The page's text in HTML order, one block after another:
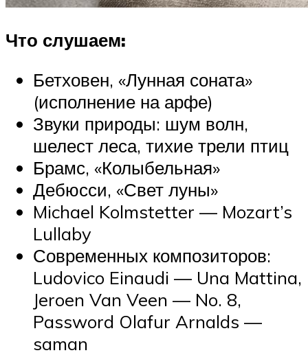
Что слушаем:
Бетховен, «Лунная соната»
(исполнение на арфе)
Звуки природы: шум волн,
шелест леса, тихие трели птиц
Брамс, «Колыбельная»
Дебюсси, «Свет луны»
Michael Kolmstetter — Mozart’s
Lullaby
Современных композиторов:
Ludovico Einaudi — Una Mattina,
Jeroen Van Veen — No. 8,
Password Olafur Arnalds —
saman